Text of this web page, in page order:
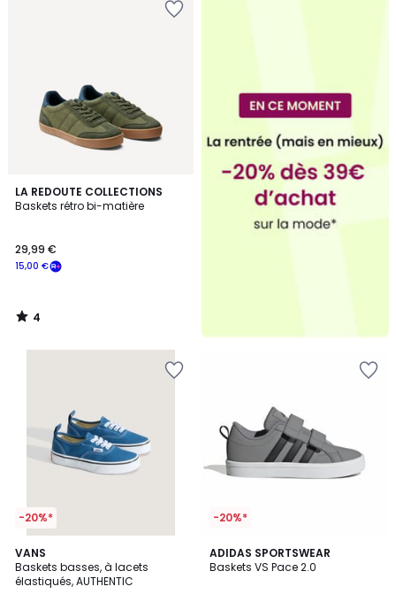
LA REDOUTE COLLECTIONS
Baskets rétro bi-matière
15,00 €
29,99 €
4
/
4
/
-20%*
VANS
Baskets basses, à lacets
élastiqués, AUTHENTIC
5
/
5
-20%*
ADIDAS SPORTSWEAR
Baskets VS Pace 2.0
4,8
/ 5
2
Couleurs